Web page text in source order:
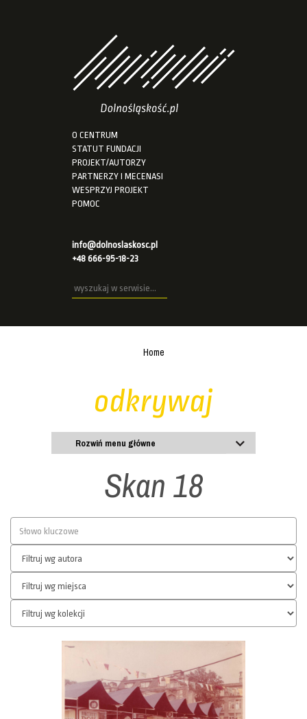
O CENTRUM
STATUT FUNDACJI
PROJEKT/AUTORZY
PARTNERZY I MECENASI
WESPRZYJ PROJEKT
POMOC
info@dolnoslaskosc.pl
+48 666-95-18-23
Home
odkrywaj
Rozwiń menu główne
Skan 18